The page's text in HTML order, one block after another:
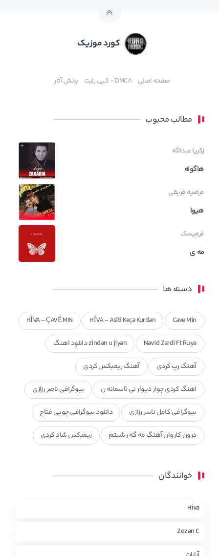
کورد موزیک
صفحه اصلی DMCA – کپی رایت پخش آثار
مطالب محبوب
زکریا عبدالله
هاگوله
مرضیه فریقی
هیوا
فرمیسک
مه ی
دسته ها
Cave Min
HÎVA - Asîtî Keça Kurdan
HÎVA - ÇAVÊ MIN
Navid Zardi Ft Ruya zindan u jiyan دانلود اهنگ
آهنگ رپ کردی آهنگ ریمیکس کردی
اهنگ کردی چوار دیوار نی ئاسمانه ن بیوگرافی ناصر رزازی
بیوگرافی کامل ناسر رزازی دانلود بیوگرافی چوپی فتاح
درون کاروان آهنگ مه گه ر شیتم ریمیکس شاد کردی
محمد جزا
چاو من
خوانندگان
Hiva
Zozan C